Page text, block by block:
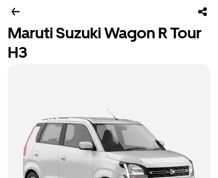
Maruti Suzuki Wagon R Tour
H3